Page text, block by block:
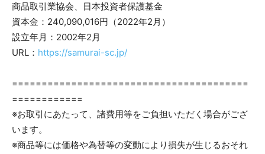
商品取引業協会、日本投資者保護基金
資本金：240,090,016円（2022年2月）
設立年月：2002年2月
URL： https://samurai-sc.jp/
========================================
============
※お取引にあたって、諸費用等をご負担いただく場合がござ
います。
※商品等には価格や為替等の変動により損失が生じるおそれ